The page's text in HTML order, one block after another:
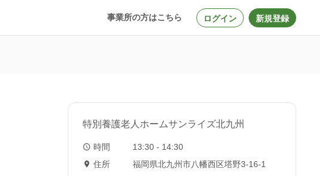
事業所の方はこちら ログイン 新規登録
特別養護老人ホームサンライズ北九州
時間
13:30 - 14:30
住所
福岡県北九州市八幡西区塔野3-16-1